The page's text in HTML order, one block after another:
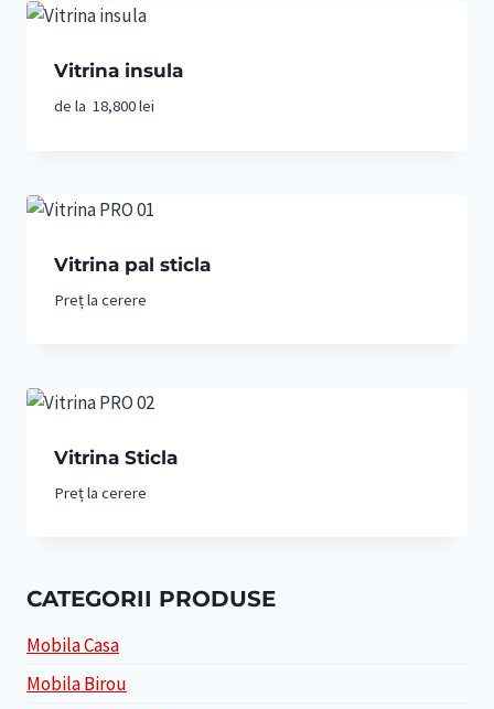
Vitrina insula
de la 18,800lei
Vitrina pal sticla
Preț la cerere
Vitrina Sticla
Preț la cerere
CATEGORII PRODUSE
Mobila Casa
Mobila Birou